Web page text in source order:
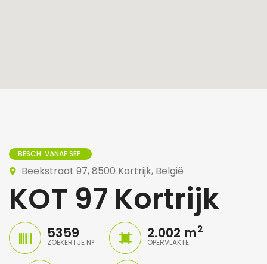
BESCH. VANAF SEP.
Beekstraat 97, 8500 Kortrijk, België
KOT 97 Kortrijk
5359
ZOEKERTJE N°
2.002 m2
OPERVLAKTE